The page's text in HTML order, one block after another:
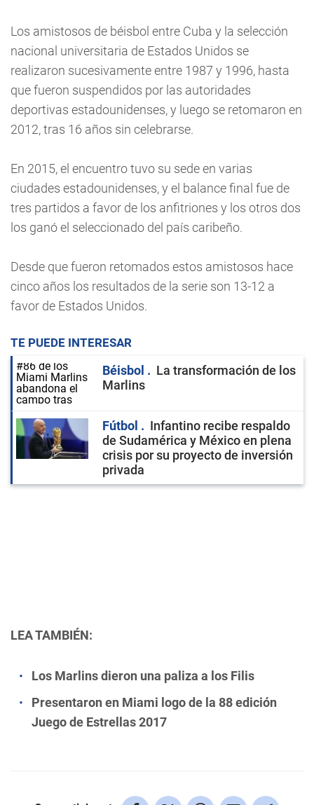
Los amistosos de béisbol entre Cuba y la selección
nacional universitaria de Estados Unidos se
realizaron sucesivamente entre 1987 y 1996, hasta
que fueron suspendidos por las autoridades
deportivas estadounidenses, y luego se retomaron en
2012, tras 16 años sin celebrarse.
En 2015, el encuentro tuvo su sede en varias
ciudades estadounidenses, y el balance final fue de
tres partidos a favor de los anfitriones y los otros dos
los ganó el seleccionado del país caribeño.
Desde que fueron retomados estos amistosos hace
cinco años los resultados de la serie son 13-12 a
favor de Estados Unidos.
TE PUEDE INTERESAR
Béisbol
La transformación de los
Marlins
Fútbol
Infantino recibe respaldo
de Sudamérica y México en plena
crisis por su proyecto de inversión
privada
LEA TAMBIÉN:
Los Marlins dieron una paliza a los Filis
Presentaron en Miami logo de la 88 edición
Juego de Estrellas 2017